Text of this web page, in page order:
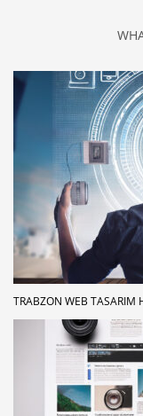
TRABZON WEB TASARIM